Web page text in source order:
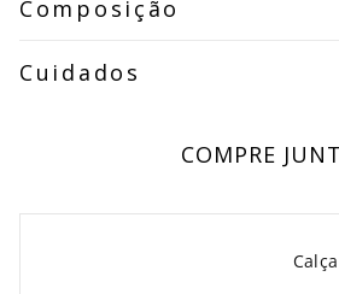
Composição
Cuidados
COMPRE